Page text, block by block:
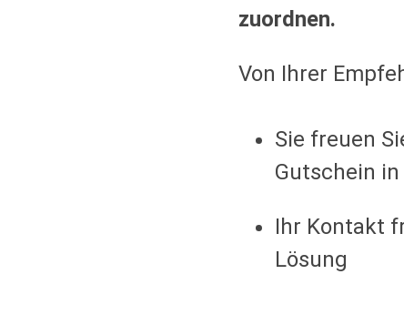
zuordnen.
Von Ihrer
Sie freuen
Gutschein
Ihr Kontakt
Lösung